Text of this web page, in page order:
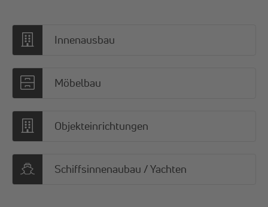
Innenausbau
Möbelbau
Objekteinrichtungen
Schiffsinnenaubau / Yachten